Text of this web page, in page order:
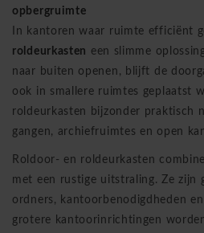
opbergruimte
In kantoren waar ruimte efficiënt
roldeurkasten een slimme
naar buiten openen, blijft de
ook in smallere ruimtes geplaatst
roldeurkasten bijzonder praktisch
gangen, archiefruimtes en open
Roldoor- en roldeurkasten
met een rustige uitstraling. Ze zijn
ordners, kantoorbenodigdheden
grotere kantoorinrichtingen